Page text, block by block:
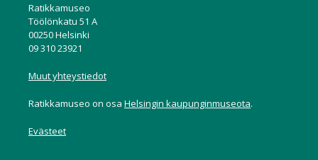
Ratikkamuseo
Töölönkatu 51 A
00250 Helsinki
09 310 23921
Muut yhteystiedot
Ratikkamuseo on osa Helsingin kaupunginmuseota.
Evästeet